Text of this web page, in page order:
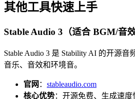
其他工具快速上手
Stable Audio 3（适合 BGM/音效
Stable Audio 3 是 Stability AI 的开源
音乐、音效和环境音。
官网 ： stableaudio.com
核心优势：开源免费、生成速